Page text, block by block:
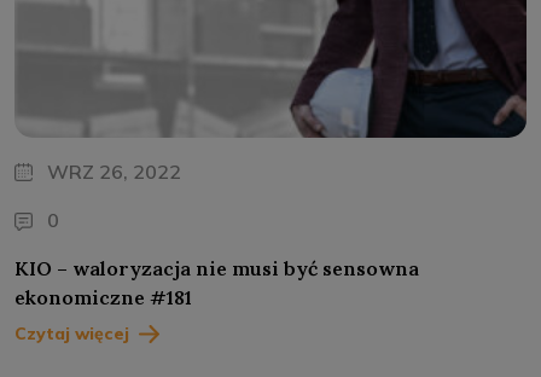
WRZ 26, 2022
0
KIO – waloryzacja nie musi być sensowna
ekonomiczne #181
Czytaj więcej